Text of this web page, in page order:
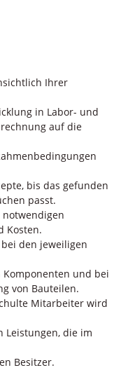
Ihrer
in Labor- und
auf die
bis das gefunden
passt.
Kosten.
den jeweiligen
und bei
von Bauteilen.
Mitarbeiter wird
Leistungen, die im
Besitzer.